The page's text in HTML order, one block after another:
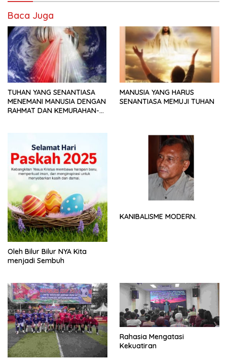
Baca Juga
TUHAN YANG SENANTIASA
MENEMANI MANUSIA DENGAN
RAHMAT DAN KEMURAHAN-
MANUSIA YANG HARUS
SENANTIASA MEMUJI TUHAN
Oleh Bilur Bilur NYA Kita
menjadi Sembuh
KANIBALISME MODERN.
Rahasia Mengatasi
Kekuatiran